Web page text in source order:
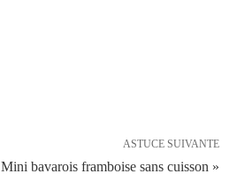
ASTUCE SUIVANTE
Mini bavarois framboise sans cuisson »